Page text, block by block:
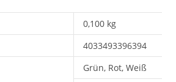
0,100 kg
4033493396394
Grün, Rot, Weiß